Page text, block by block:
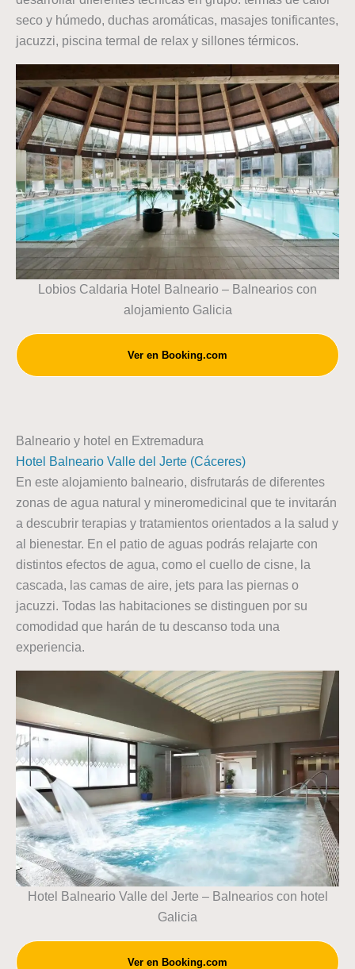
seco y húmedo, duchas aromáticas, masajes tonificantes,
jacuzzi, piscina termal de relax y sillones térmicos.
Lobios Caldaria Hotel Balneario – Balnearios con
alojamiento Galicia
Ver en Booking.com
Balneario y hotel en Extremadura
Hotel Balneario Valle del Jerte (Cáceres)
En este alojamiento balneario, disfrutarás de diferentes
zonas de agua natural y mineromedicinal que te invitarán
a descubrir terapias y tratamientos orientados a la salud y
al bienestar. En el patio de aguas podrás relajarte con
distintos efectos de agua, como el cuello de cisne, la
cascada, las camas de aire, jets para las piernas o
jacuzzi. Todas las habitaciones se distinguen por su
comodidad que harán de tu descanso toda una
experiencia.
Hotel Balneario Valle del Jerte – Balnearios con hotel
Galicia
Ver en Booking.com